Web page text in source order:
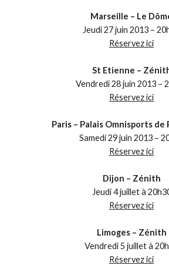
Marseille – Le
Jeudi 27 juin 2013 –
Réservez ici
St Etienne –
Vendredi 28 juin 2013 –
Réservez ici
Paris – Palais Omnisports de
Samedi 29 juin 2013 –
Réservez ici
Dijon – Zénith
Jeudi 4 juillet à
Réservez ici
Limoges – Zénith
Vendredi 5 juillet à
Réservez ici